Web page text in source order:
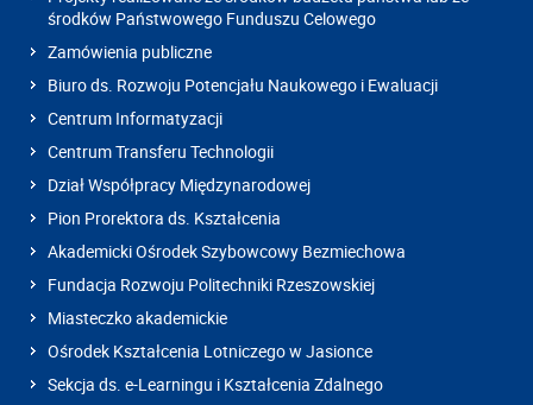
środków Państwowego Funduszu Celowego
Zamówienia publiczne
Biuro ds. Rozwoju Potencjału Naukowego i Ewaluacji
Centrum Informatyzacji
Centrum Transferu Technologii
Dział Współpracy Międzynarodowej
Pion Prorektora ds. Kształcenia
Akademicki Ośrodek Szybowcowy Bezmiechowa
Fundacja Rozwoju Politechniki Rzeszowskiej
Miasteczko akademickie
Ośrodek Kształcenia Lotniczego w Jasionce
Sekcja ds. e-Learningu i Kształcenia Zdalnego